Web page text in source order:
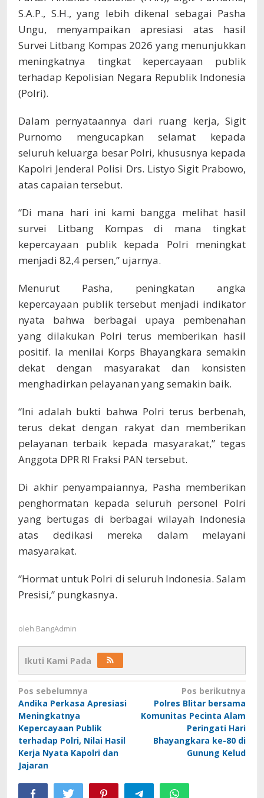
S.A.P., S.H., yang lebih dikenal sebagai Pasha
Ungu, menyampaikan apresiasi atas hasil
Survei Litbang Kompas 2026 yang menunjukkan
meningkatnya tingkat kepercayaan publik
terhadap Kepolisian Negara Republik Indonesia
(Polri).
Dalam pernyataannya dari ruang kerja, Sigit
Purnomo mengucapkan selamat kepada
seluruh keluarga besar Polri, khususnya kepada
Kapolri Jenderal Polisi Drs. Listyo Sigit Prabowo,
atas capaian tersebut.
“Di mana hari ini kami bangga melihat hasil
survei Litbang Kompas di mana tingkat
kepercayaan publik kepada Polri meningkat
menjadi 82,4 persen,” ujarnya.
Menurut Pasha, peningkatan angka
kepercayaan publik tersebut menjadi indikator
nyata bahwa berbagai upaya pembenahan
yang dilakukan Polri terus memberikan hasil
positif. Ia menilai Korps Bhayangkara semakin
dekat dengan masyarakat dan konsisten
menghadirkan pelayanan yang semakin baik.
“Ini adalah bukti bahwa Polri terus berbenah,
terus dekat dengan rakyat dan memberikan
pelayanan terbaik kepada masyarakat,” tegas
Anggota DPR RI Fraksi PAN tersebut.
Di akhir penyampaiannya, Pasha memberikan
penghormatan kepada seluruh personel Polri
yang bertugas di berbagai wilayah Indonesia
atas dedikasi mereka dalam melayani
masyarakat.
“Hormat untuk Polri di seluruh Indonesia. Salam
Presisi,” pungkasnya.
oleh BangAdmin
Ikuti Kami Pada
Navigasi
pos
Pos sebelumnya
Andika Perkasa Apresiasi
Meningkatnya
Kepercayaan Publik
terhadap Polri, Nilai Hasil
Kerja Nyata Kapolri dan
Jajaran
Pos berikutnya
Polres Blitar bersama
Komunitas Pecinta Alam
Peringati Hari
Bhayangkara ke-80 di
Gunung Kelud